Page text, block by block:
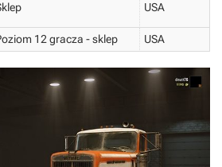
USA
12 gracza - sklep USA